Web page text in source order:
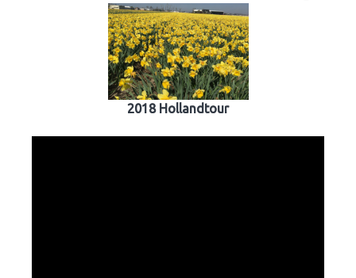
2018 Hollandtour